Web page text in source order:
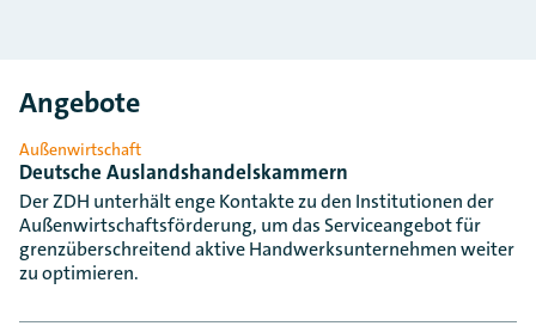
Angebote
Außenwirtschaft
Deutsche Auslandshandelskammern
Der ZDH unterhält enge Kontakte zu den Institutionen der
Außenwirtschaftsförderung, um das Serviceangebot für
grenzüberschreitend aktive Handwerksunternehmen weiter
zu optimieren.